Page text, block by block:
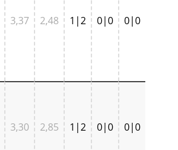
3,37 2,48 1|2 0|0 0|0
3,30 2,85 1|2 0|0 0|0